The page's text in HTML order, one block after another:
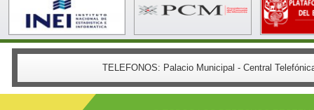
TELEFONOS: Palacio Municipal - Central